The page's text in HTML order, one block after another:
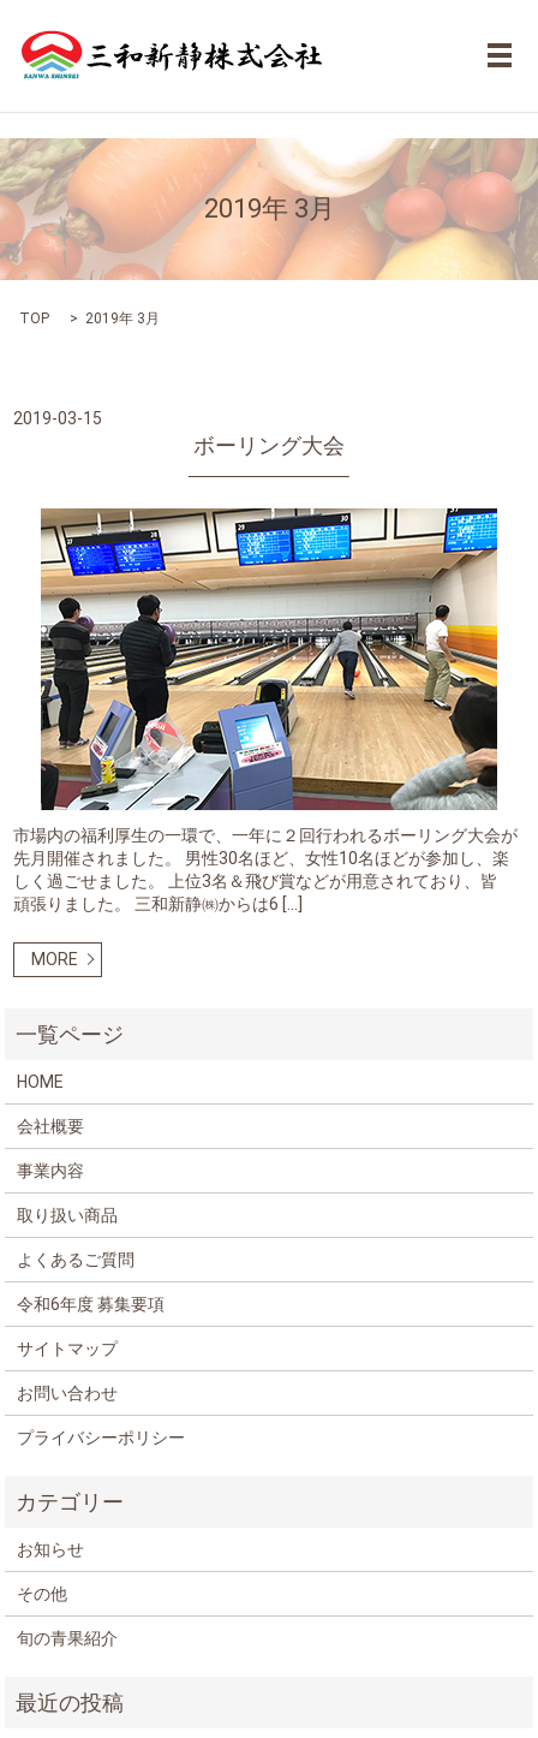
メ
2019年 3月
TOP 2019年 3月
2019-03-15
ボーリング大会
市場内の福利厚生の一環で、一年に２回行われるボーリング大会が
先月開催されました。 男性30名ほど、女性10名ほどが参加し、楽
しく過ごせました。 上位3名＆飛び賞などが用意されており、皆
頑張りました。 三和新静㈱からは6 […]
MORE
HOME
会社概要
事業内容
取り扱い商品
よくあるご質問
令和6年度 募集要項
サイトマップ
お問い合わせ
プライバシーポリシー
お知らせ
その他
旬の青果紹介